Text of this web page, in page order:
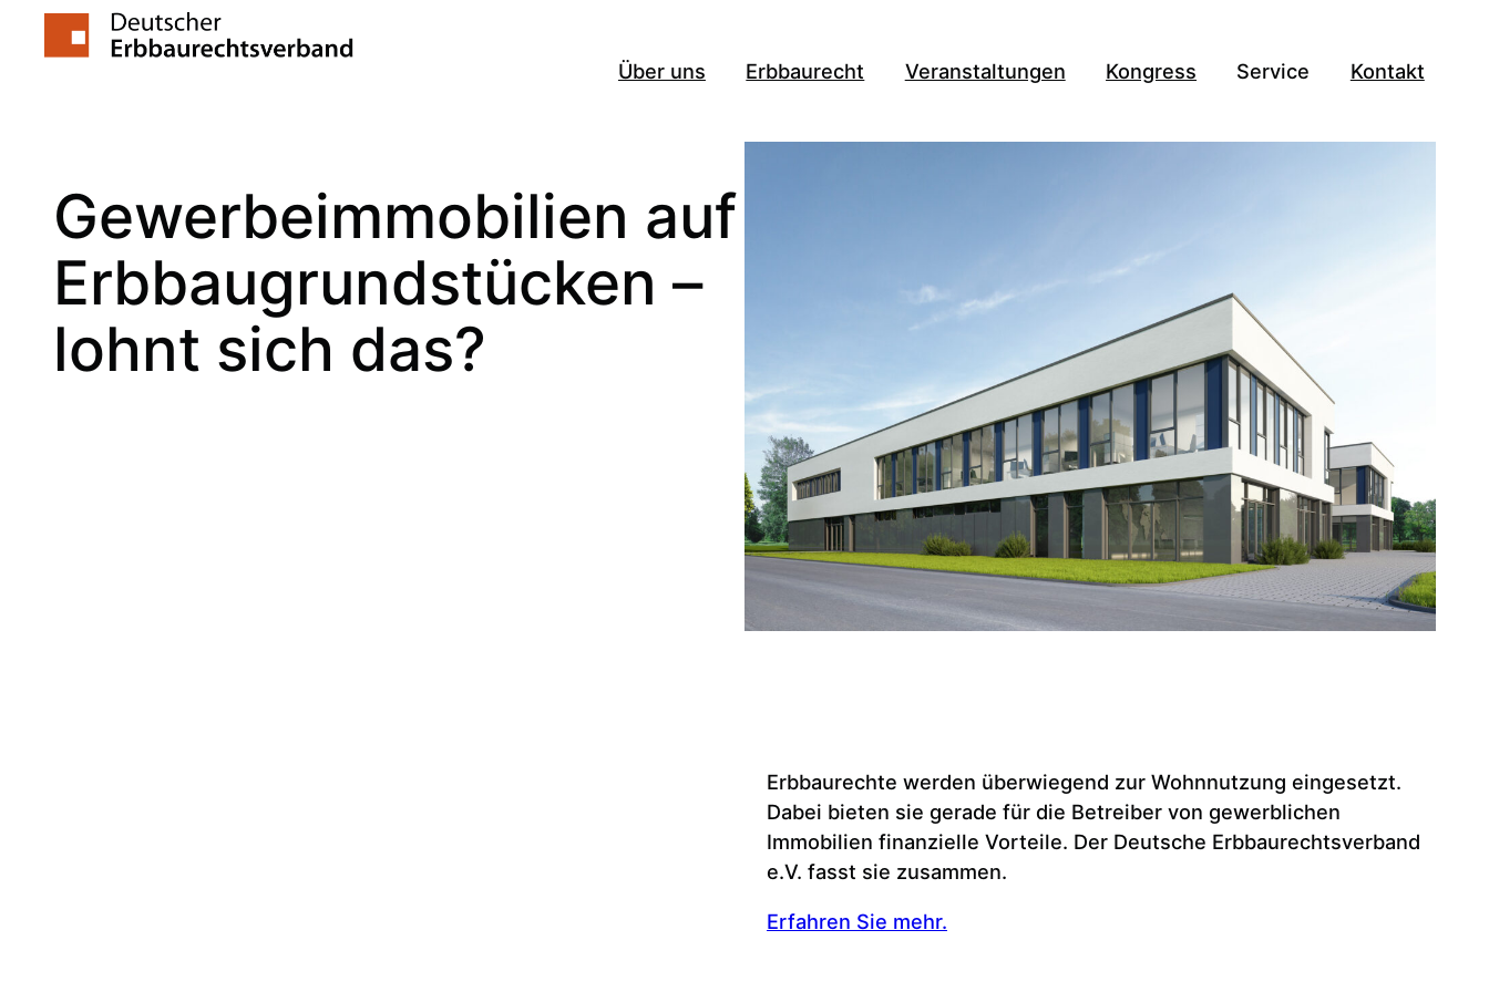
Inhalt
Über uns Erbbaurecht Veranstaltungen Kongress Service Kontakt
Gewerbeimmobilien auf
Erbbaugrundstücken –
lohnt sich das?
Erbbaurechte werden überwiegend zur Wohnnutzung eingesetzt.
Dabei bieten sie gerade für die Betreiber von gewerblichen
Immobilien finanzielle Vorteile. Der Deutsche Erbbaurechtsverband
e.V. fasst sie zusammen.
Erfahren Sie mehr.